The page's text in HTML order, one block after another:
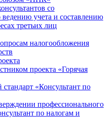
со
учета и составлению
третьих лиц
налогообложения
проекта «Горячая
«Консультант по
профессионального
по налогам и